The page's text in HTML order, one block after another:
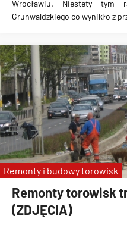
Wrocławiu. Niestety tym
Grunwaldzkiego co wynikło z
Remonty torowisk
(ZDJĘCIA)
Remonty i budowy torowisk